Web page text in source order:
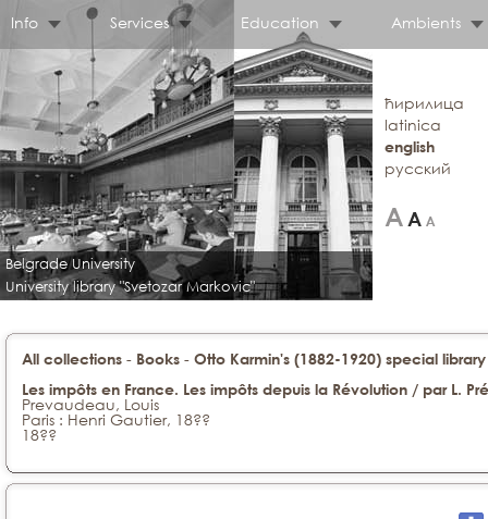
Info Services Education Ambients
Belgrade University
University library "Svetozar Markovic"
ћирилица
latinica
english
русский
All collections - Books - Otto Karmin's (1882-1920) special
Les impôts en France. Les impôts depuis la Révolution / par L.
Prevaudeau, Louis
Paris : Henri Gautier, 18??
18??